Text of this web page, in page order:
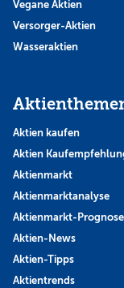
Vegane Aktien
Versorger-Aktien
Wasseraktien
Aktien kaufen
Aktien
Aktienmarkt
Aktienmarktanalyse
Aktienmarkt-
Aktien-News
Aktien-Tipps
Aktientrends